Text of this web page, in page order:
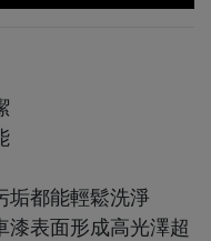
垢都能輕鬆洗淨
漆表面形成高光澤超